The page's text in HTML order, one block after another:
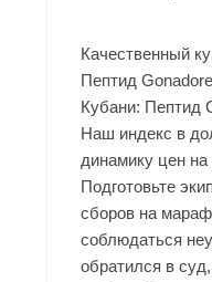
Качественный
Пептид
Кубани: Пептид
Наш индекс в
динамику цен
Подготовьте
сборов на
соблюдаться
обратился в